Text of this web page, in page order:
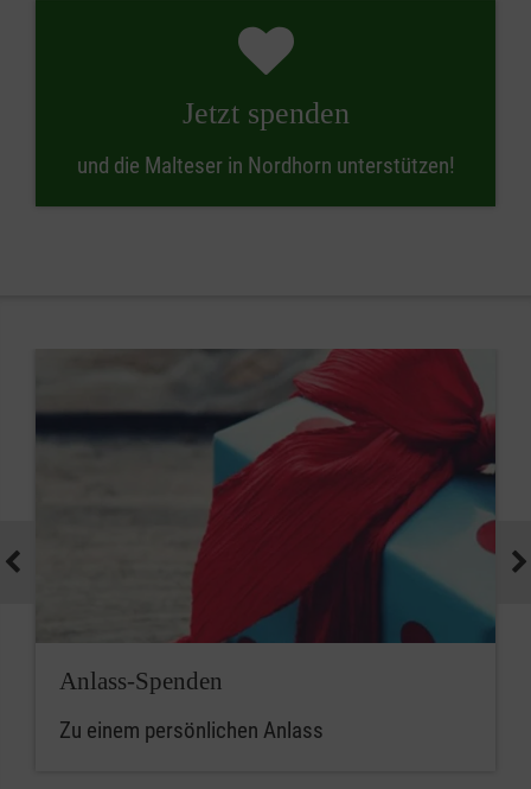
Jetzt spenden
und die Malteser in Nordhorn unterstützen!
Anlass-Spenden
Zu einem persönlichen Anlass